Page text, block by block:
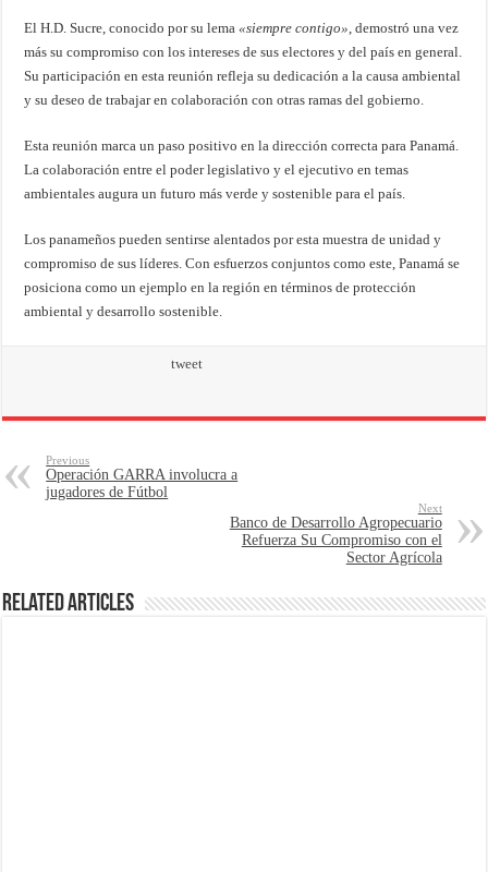
El H.D. Sucre, conocido por su lema«siempre contigo», demostró una vez
más su compromiso con los intereses de sus electores y del país en general.
Su participación en esta reunión refleja su dedicación a la causa ambiental
y su deseo de trabajar en colaboración con otras ramas del gobierno.
Esta reunión marca un paso positivo en la dirección correcta para Panamá.
La colaboración entre el poder legislativo y el ejecutivo en temas
ambientales augura un futuro más verde y sostenible para el país.
Los panameños pueden sentirse alentados por esta muestra de unidad y
compromiso de sus líderes. Con esfuerzos conjuntos como este, Panamá se
posiciona como un ejemplo en la región en términos de protección
ambiental y desarrollo sostenible.
tweet
Previous
Operación GARRA involucra a
jugadores de Fútbol
Next
Banco de Desarrollo Agropecuario
Refuerza Su Compromiso con el
Sector Agrícola
Related Articles